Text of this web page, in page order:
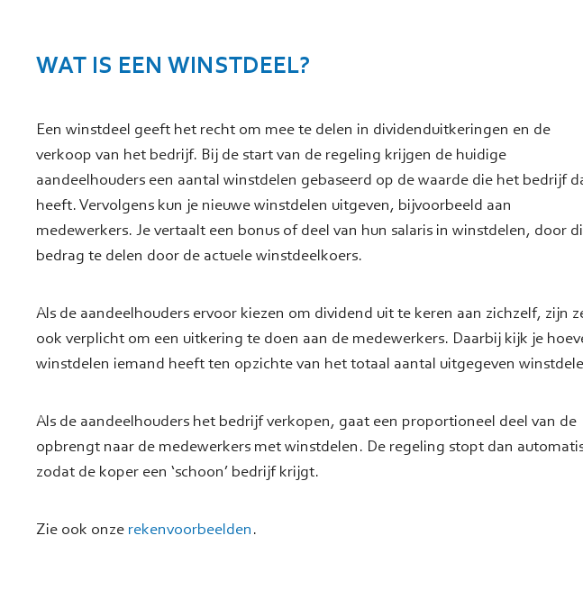
WAT IS EEN WINSTDEEL?
Een winstdeel geeft het recht om mee te delen in dividenduitkeringen en de
verkoop van het bedrijf. Bij de start van de regeling krijgen de huidige
aandeelhouders een aantal winstdelen gebaseerd op de waarde die het bedrijf
heeft. Vervolgens kun je nieuwe winstdelen uitgeven, bijvoorbeeld aan
medewerkers. Je vertaalt een bonus of deel van hun salaris in winstdelen, door
bedrag te delen door de actuele winstdeelkoers.
Als de aandeelhouders ervoor kiezen om dividend uit te keren aan zichzelf, zijn
ook verplicht om een uitkering te doen aan de medewerkers. Daarbij kijk je
winstdelen iemand heeft ten opzichte van het totaal aantal uitgegeven
Als de aandeelhouders het bedrijf verkopen, gaat een proportioneel deel van de
opbrengt naar de medewerkers met winstdelen. De regeling stopt dan
zodat de koper een ‘schoon’ bedrijf krijgt.
Zie ook onze rekenvoorbeelden .